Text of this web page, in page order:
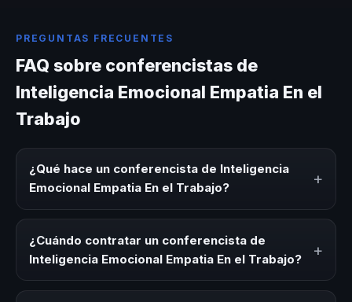
PREGUNTAS FRECUENTES
FAQ sobre conferencistas de
Inteligencia Emocional Empatia En el
Trabajo
¿Qué hace un conferencista de Inteligencia
Emocional Empatia En el Trabajo?
+
Trabajo es un experto que comparte conocimiento,
estrategias y experiencias sobre este tema en eventos
corporativos, convenciones y seminarios. Su objetivo es
generar reflexión, inspiración y herramientas aplicables
¿Cuándo contratar un conferencista de
Inteligencia Emocional Empatia En el Trabajo?
+